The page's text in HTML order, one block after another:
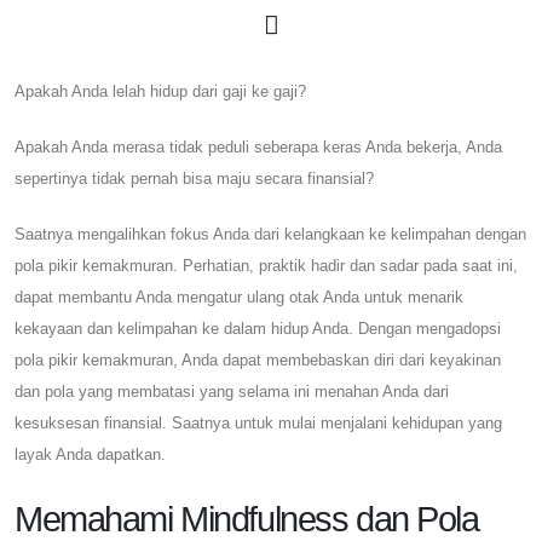
Apakah Anda lelah hidup dari gaji ke gaji?
Apakah Anda merasa tidak peduli seberapa keras Anda bekerja, Anda
sepertinya tidak pernah bisa maju secara finansial?
Saatnya mengalihkan fokus Anda dari kelangkaan ke kelimpahan dengan
pola pikir kemakmuran. Perhatian, praktik hadir dan sadar pada saat ini,
dapat membantu Anda mengatur ulang otak Anda untuk menarik
kekayaan dan kelimpahan ke dalam hidup Anda. Dengan mengadopsi
pola pikir kemakmuran, Anda dapat membebaskan diri dari keyakinan
dan pola yang membatasi yang selama ini menahan Anda dari
kesuksesan finansial. Saatnya untuk mulai menjalani kehidupan yang
layak Anda dapatkan.
Memahami Mindfulness dan Pola